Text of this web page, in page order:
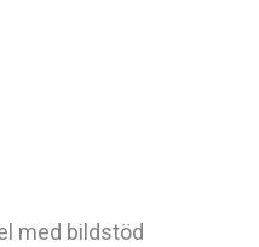
med bildstöd